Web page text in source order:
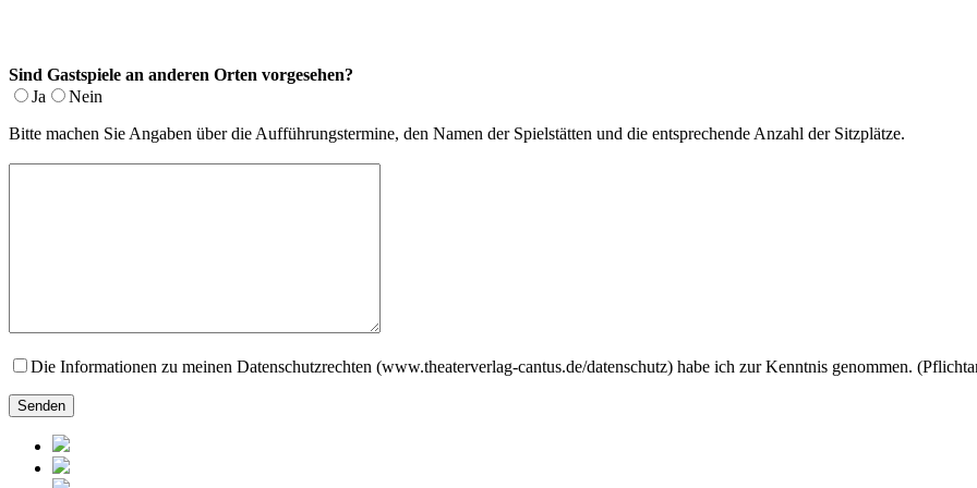
Sind Gastspiele an anderen Orten vorgesehen?
Ja
Nein
Bitte machen Sie Angaben über die Aufführungstermine, den Namen der Spielstätten und die entsprechende Anzahl der Sitzplätze.
Die Informationen zu meinen Datenschutzrechten (www.theaterverlag-cantus.de/datenschutz) habe ich zur Kenntnis genommen.